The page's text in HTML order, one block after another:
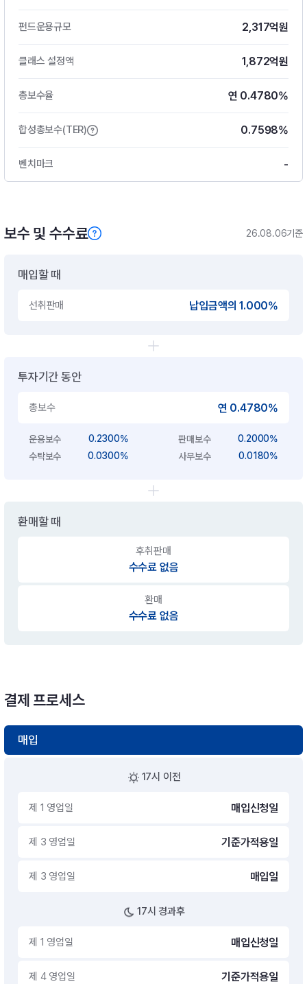
펀드운용규모 2,317억원
클래스 설정액 1,872억원
총보수율 연 0.4780%
합성총보수(TER) 0.7598%
벤치마크 -
보수 및 수수료 26.08.06기준
매입할 때
선취판매 납입금액의 1.000%
투자기간 동안
총보수 연 0.4780%
운용보수 0.2300% 판매보수
0.2000%
수탁보수
0.0300% 사무보수 0.0180%
환매할 때
후취판매
수수료 없음
환매
수수료 없음
결제 프로세스
매입
17시 이전
제 1 영업일 매입신청일
제 3 영업일 기준가적용일
제 3 영업일 매입일
17시 경과후
제 1 영업일 매입신청일
제 4 영업일 기준가적용일